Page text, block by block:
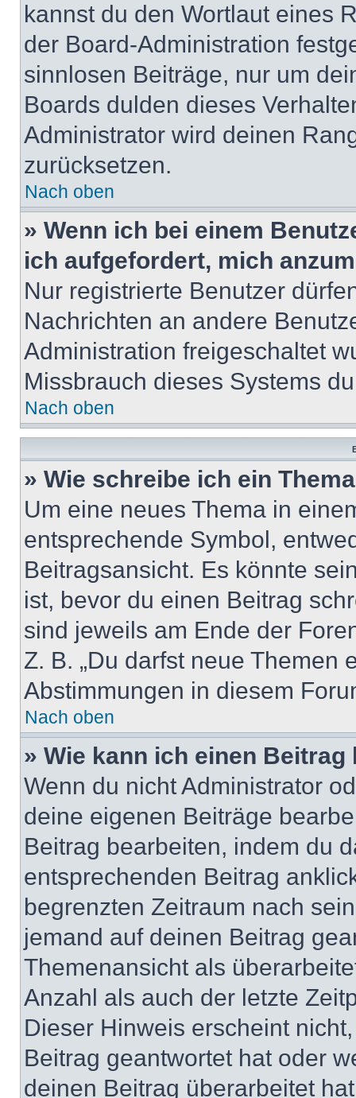
kannst du den Wortlaut eines
der Board-Administration
sinnlosen Beiträge, nur um
Boards dulden dieses
Administrator wird deinen
zurücksetzen.
Nach oben
» Wenn ich bei einem
ich aufgefordert, mich
Nur registrierte Benutzer
Nachrichten an andere
Administration freigeschaltet
Missbrauch dieses Systems
Nach oben
» Wie schreibe ich ein
Um eine neues Thema in
entsprechende Symbol,
Beitragsansicht. Es könnte
ist, bevor du einen Beitrag
sind jeweils am Ende der
Z. B. „Du darfst neue Themen
Abstimmungen in diesem
Nach oben
» Wie kann ich einen
Wenn du nicht Administrator
deine eigenen Beiträge
Beitrag bearbeiten, indem du
entsprechenden Beitrag
begrenzten Zeitraum nach
jemand auf deinen Beitrag
Themenansicht als
Anzahl als auch der letzte
Dieser Hinweis erscheint
Beitrag geantwortet hat oder
deinen Beitrag überarbeitet